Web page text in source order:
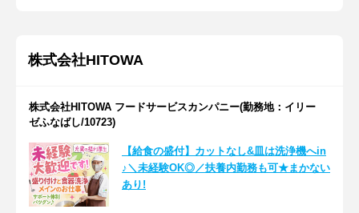
株式会社HITOWA
株式会社HITOWA フードサービスカンパニー(勤務地：イリー
ゼふなばし/10723)
【給食の盛付】カットなし&皿は洗浄機へin
♪＼未経験OK◎／扶養内勤務も可★まかない
あり!